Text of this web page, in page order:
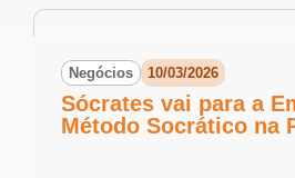
Negócios 10/03/2026
Sócrates vai para a
Método Socrático na